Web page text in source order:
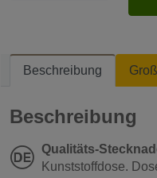
Beschreibung
Beschreibung
Qualitäts-
Kunststoffdose.